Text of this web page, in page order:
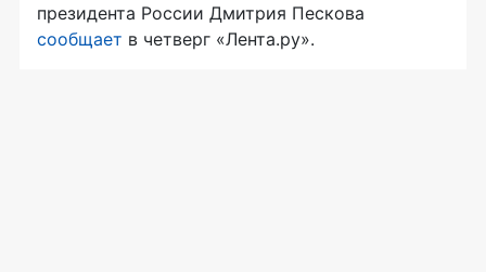
президента России Дмитрия Пескова
сообщает в четверг «Лента.ру».